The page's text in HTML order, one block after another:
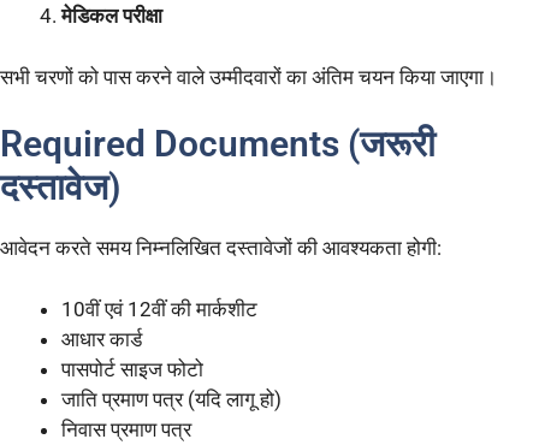
मेडिकल परीक्षा
सभी चरणों को पास करने वाले उम्मीदवारों का अंतिम चयन किया जाएगा।
Required Documents (जरूरी
दस्तावेज)
आवेदन करते समय निम्नलिखित दस्तावेजों की आवश्यकता होगी:
10वीं एवं 12वीं की मार्कशीट
आधार कार्ड
पासपोर्ट साइज फोटो
जाति प्रमाण पत्र (यदि लागू हो)
निवास प्रमाण पत्र